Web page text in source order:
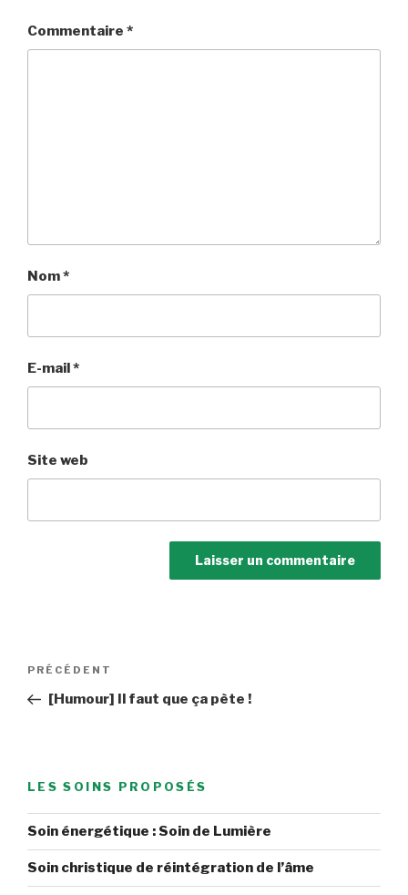
Commentaire *
Nom*
E-mail*
Site web
Navigation
l’article
Article
précédent
PRÉCÉDENT
[Humour] Il faut que ça pète !
LES SOINS PROPOSÉS
Soin énergétique : Soin de Lumière
Soin christique de réintégration de l’âme